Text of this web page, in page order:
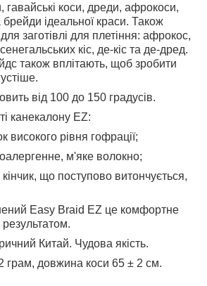
гавайські коси, дреди, афрокоси,
брейди ідеальної краси. Також
заготівлі для плетіння: афрокос,
кіс, де-кіс та де-дред.
також вплітають, щоб зробити
від 100 до 150 градусів.
канекалону EZ:
високого рівня гофрації;
м'яке волокно;
що поступово витончується,
Easy Braid EZ це комфортне
результатом.
Китай. Чудова якість.
грам, довжина коси 65 ± 2 см.